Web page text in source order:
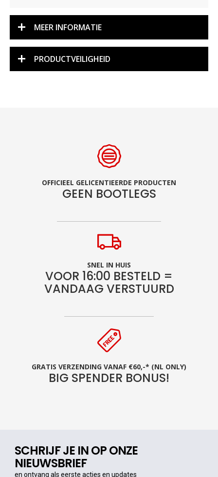
MEER INFORMATIE
PRODUCTVEILIGHEID
OFFICIEEL GELICENTIEERDE PRODUCTEN
GEEN BOOTLEGS
SNEL IN HUIS
VOOR 16:00 BESTELD =
VANDAAG VERSTUURD
GRATIS VERZENDING VANAF €60,-* (NL ONLY)
BIG SPENDER BONUS!
SCHRIJF JE IN OP ONZE
NIEUWSBRIEF
en ontvang als eerste acties en updates